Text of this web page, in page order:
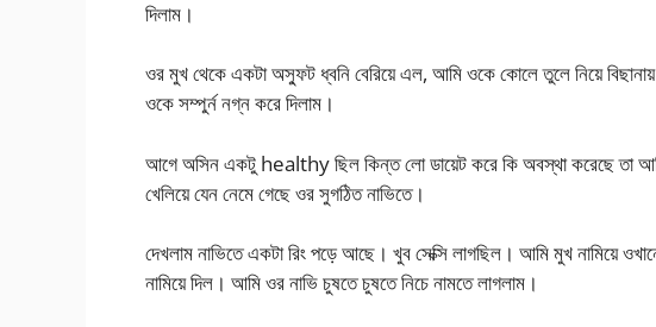
দিলাম।
ওর মুখ থেকে একটা অস্ফুট ধ্বনি বেরিয়ে এল, আমি ওকে কোলে তুলে নিয়ে বিছানায়
ওকে সম্পুর্ন নগ্ন করে দিলাম।
আগে অসিন একটু healthy ছিল কিন্ত লো ডায়েট করে কি অবস্থা করেছে তা
খেলিয়ে যেন নেমে গেছে ওর সুগঠিত নাভিতে।
দেখলাম নাভিতে একটা রিং পড়ে আছে। খুব সেক্সি লাগছিল। আমি মুখ নামিয়ে
নামিয়ে দিল। আমি ওর নাভি চুষতে চুষতে নিচে নামতে লাগলাম।